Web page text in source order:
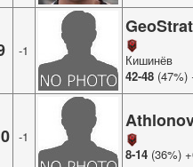
-1
Кишинёв
42-48(47%)
-1
8-14(36%)